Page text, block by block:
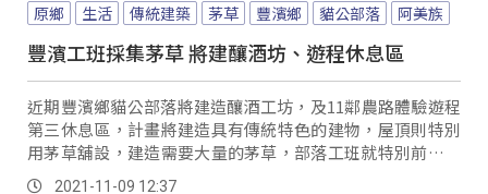
原鄉 生活 傳統建築 茅草 豐濱鄉 貓公部落 阿美族
豐濱工班採集茅草 將建釀酒坊、遊程休息區
近期豐濱鄉貓公部落將建造釀酒工坊，及11鄰農路體驗遊程
第三休息區，計畫將建造具有傳統特色的建物，屋頂則特別
用茅草舖設，建造需要大量的茅草，部落工班就特別前往長
有茅草的農地進行採集，而將採集的茅草與雜草混長，參與
2021-11-09 12:37